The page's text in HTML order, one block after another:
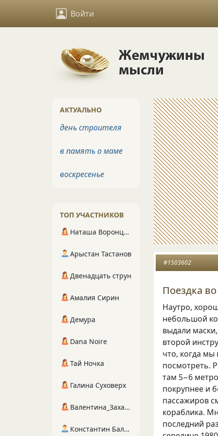
Войти
#1503602
Поездка
Наутро,
небольшой
выдали
второй
что, когда мы
посмотреть.
там 5−6
покрупнее и
пассажиров
кораблика.
последний
АКТУАЛЬНО
день строителя
в память о маме
воскресенье
ТОП УЧАСТНИКОВ
Наташа Воронцова
Арыстан Тастанов
Двенадцать струн
Амалия Сирин
Демура
Dana Noire
Тай Ночка
Галина Суховерх
Валентина_Захарова
Константин Балухта